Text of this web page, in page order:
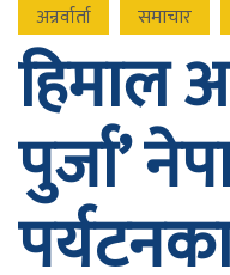
अन्रर्वार्ता समाचार
हिमाल
पुर्जा’